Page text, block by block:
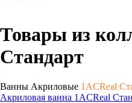
Товары из
Стандарт
Ванны Акриловые 1ACReal
Акриловая ванна 1ACReal